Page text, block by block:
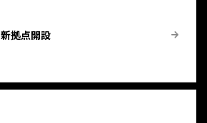
新拠点開設